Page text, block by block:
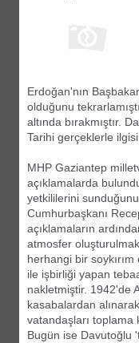
Erdoğan'nın
olduğunu
altında bırakmıştır.
Tarihi gerçeklerle
MHP Gaziantep
açıklamalarda
yetkililerini sunduğunu
Cumhurbaşkanı
açıklamaların
atmosfer
herhangi bir
ile işbirliği yapan
nakletmiştir. 1942'de
kasabalardan
vatandaşları toplama
Bugün ise Davutoğlu